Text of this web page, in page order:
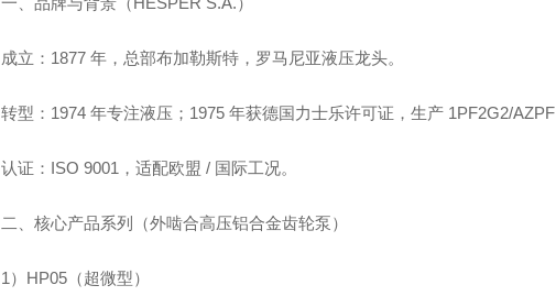
成立：1877 年，总部布加勒斯特，罗马尼亚液压龙头。
转型：1974 年专注液压；1975 年获德国力士乐许可证，生产 1PF2G2/
认证：ISO 9001，适配欧盟 / 国际工况。
二、核心产品系列（外啮合高压铝合金齿轮泵）
1）HP05（超微型）